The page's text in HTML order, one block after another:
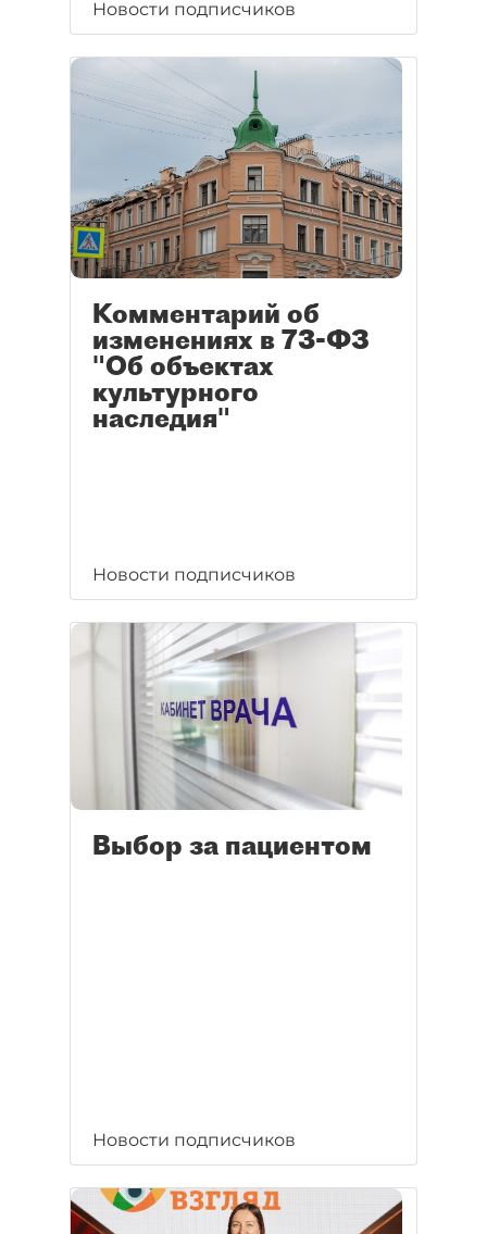
Новости подписчиков
Комментарий об
изменениях в 73-ФЗ
"Об объектах
культурного
наследия"
Новости подписчиков
Выбор за пациентом
Новости подписчиков